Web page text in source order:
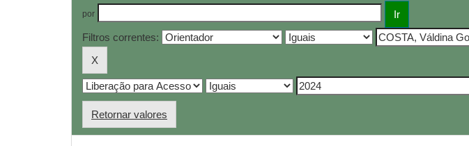
por
Filtros correntes:
Retornar valores